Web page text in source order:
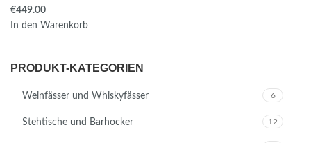
PRODUKT-KATEGORIEN
Weinfässer und Whiskyfässer 6
Stehtische und Barhocker 12
€
In den Warenkorb